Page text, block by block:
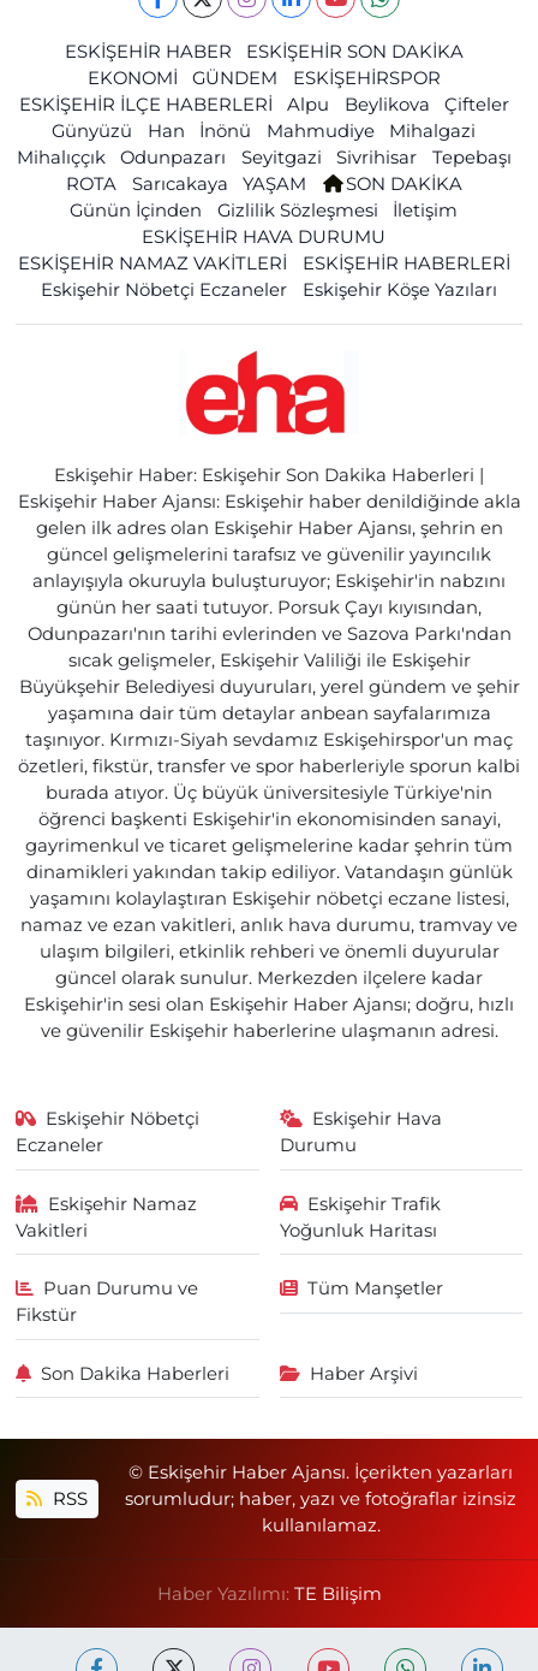
ESKİŞEHİR HABER
ESKİŞEHİR SON DAKİKA
EKONOMİ
GÜNDEM
ESKİŞEHİRSPOR
ESKİŞEHİR İLÇE HABERLERİ
Alpu Beylikova
Çifteler
Günyüzü
Han İnönü Mahmudiye
Mihalgazi
Mihalıççık
Odunpazarı Seyitgazi Sivrihisar
Tepebaşı
ROTA
Sarıcakaya YAŞAM
SON DAKİKA
Günün İçinden
Gizlilik Sözleşmesi
İletişim
ESKİŞEHİR HAVA DURUMU
ESKİŞEHİR NAMAZ VAKİTLERİ
ESKİŞEHİR HABERLERİ
Eskişehir Nöbetçi Eczaneler
Eskişehir Köşe Yazıları
Eskişehir Haber: Eskişehir Son Dakika Haberleri |
Eskişehir Haber Ajansı: Eskişehir haber denildiğinde akla
gelen ilk adres olan Eskişehir Haber Ajansı, şehrin en
güncel gelişmelerini tarafsız ve güvenilir yayıncılık
anlayışıyla okuruyla buluşturuyor; Eskişehir'in nabzını
günün her saati tutuyor. Porsuk Çayı kıyısından,
Odunpazarı'nın tarihi evlerinden ve Sazova Parkı'ndan
sıcak gelişmeler, Eskişehir Valiliği ile Eskişehir
Büyükşehir Belediyesi duyuruları, yerel gündem ve şehir
yaşamına dair tüm detaylar anbean sayfalarımıza
taşınıyor. Kırmızı-Siyah sevdamız Eskişehirspor'un maç
özetleri, fikstür, transfer ve spor haberleriyle sporun kalbi
burada atıyor. Üç büyük üniversitesiyle Türkiye'nin
öğrenci başkenti Eskişehir'in ekonomisinden sanayi,
gayrimenkul ve ticaret gelişmelerine kadar şehrin tüm
dinamikleri yakından takip ediliyor. Vatandaşın günlük
yaşamını kolaylaştıran Eskişehir nöbetçi eczane listesi,
namaz ve ezan vakitleri, anlık hava durumu, tramvay ve
ulaşım bilgileri, etkinlik rehberi ve önemli duyurular
güncel olarak sunulur. Merkezden ilçelere kadar
Eskişehir'in sesi olan Eskişehir Haber Ajansı; doğru, hızlı
ve güvenilir Eskişehir haberlerine ulaşmanın adresi.
Eskişehir Nöbetçi
Eczaneler
Eskişehir Hava
Durumu
Eskişehir Namaz
Vakitleri
Eskişehir Trafik
Yoğunluk Haritası
Puan Durumu ve
Fikstür
Tüm Manşetler
Son Dakika Haberleri Haber Arşivi
RSS
© Eskişehir Haber Ajansı. İçerikten yazarları
sorumludur; haber, yazı ve fotoğraflar izinsiz
kullanılamaz.
Haber Yazılımı: TE Bilişim